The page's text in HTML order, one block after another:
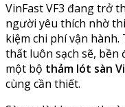
VinFast VF3 đang trở
người yêu thích nhờ
kiệm chi phí vận
thất luôn sạch sẽ,
một bộ thảm lót sàn
cùng cần thiết.